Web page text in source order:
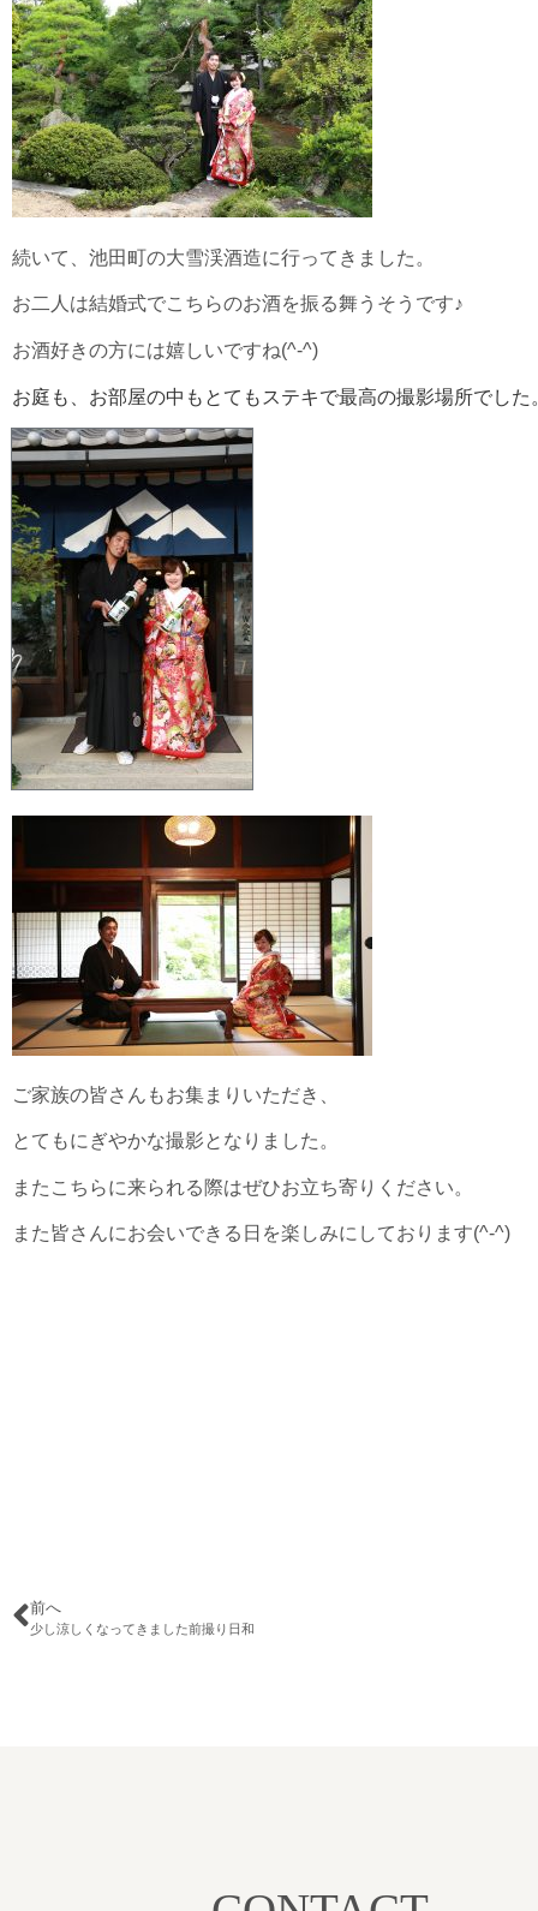
続いて、池田町の大雪渓酒造に行ってきました。
お二人は結婚式でこちらのお酒を振る舞うそうです♪
お酒好きの方には嬉しいですね(^-^)
お庭も、お部屋の中もとてもステキで最高の撮影場所でした。
ご家族の皆さんもお集まりいただき、
とてもにぎやかな撮影となりました。
またこちらに来られる際はぜひお立ち寄りください。
また皆さんにお会いできる日を楽しみにしております(^-^)
前へ
少し涼しくなってきました前撮り日和